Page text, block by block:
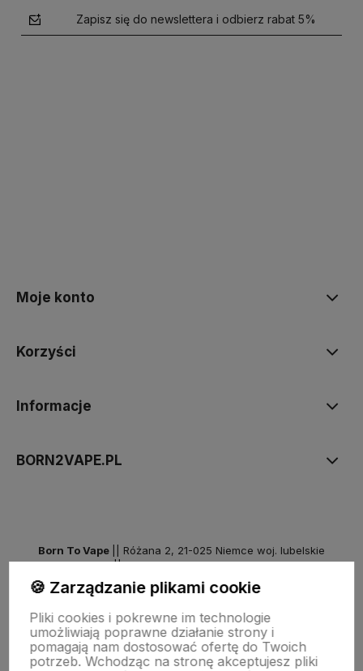
Zapisz się do newslettera i odbierz rabat 5%
Moje konto
Korzyści
Informacje
BORN2VAPE.PL
Born To Vape
|| Różana 2, 21-025 Niemce woj. lubelskie
NIP: 7141861133 || E:kontakt@born2vape.plT:665 744 477
🍪 Zarządzanie plikami cookie
Pliki cookies i pokrewne im technologie
umożliwiają poprawne działanie strony i
pomagają nam dostosować ofertę do Twoich
potrzeb. Wchodząc na stronę akceptujesz pliki